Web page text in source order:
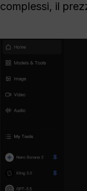
complessi, il